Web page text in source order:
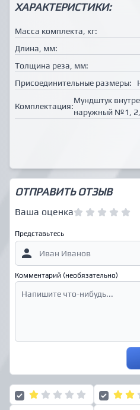
ХАРАКТЕРИСТИКИ:
Масса комплекта, кг:
Длина, мм:
Толщина реза, мм:
Присоединительные размеры:
Комплектация:
Мундштук
наружный №1, 2,
ОТПРАВИТЬ ОТЗЫВ
Ваша оценка
Представьтесь
Комментарий (необязательно)